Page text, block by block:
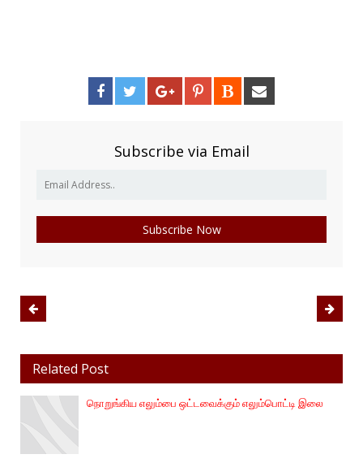
Subscribe via Email
Related Post
நொறுங்கிய எலும்பை ஒட்டவைக்கும் எலும்பொட்டி இலை